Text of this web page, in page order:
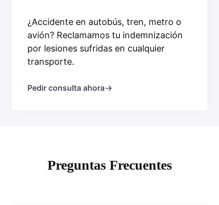
¿Accidente en autobús, tren, metro o
avión? Reclamamos tu indemnización
por lesiones sufridas en cualquier
transporte.
Pedir consulta ahora
Preguntas Frecuentes